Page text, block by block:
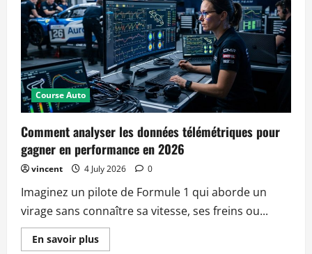
de
sécurité
qui
changent
face
des
circuits
en
2026
Course Auto
Comment analyser les données télémétriques pour
gagner en performance en 2026
vincent 4 July 2026 0
Imaginez un pilote de Formule 1 qui aborde un
virage sans connaître sa vitesse, ses freins ou...
En savoir plusRead
more